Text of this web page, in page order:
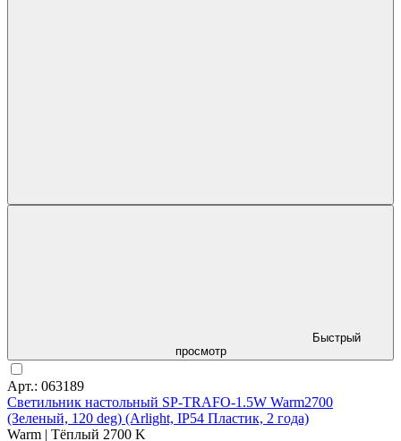
Быстрый
просмотр
Арт.: 063189
Светильник настольный SP-TRAFO-1.5W Warm2700
(Зеленый, 120 deg) (Arlight, IP54 Пластик, 2 года)
Warm | Тёплый 2700 K